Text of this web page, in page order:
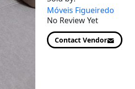
Móveis Figueiredo
No Review Yet
Contact Vendor